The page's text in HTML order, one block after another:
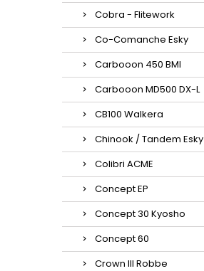
Cobra - Flitework
Co-Comanche Esky
Carbooon 450 BMI
Carbooon MD500 DX-L
CB100 Walkera
Chinook / Tandem Esky
Colibri ACME
Concept EP
Concept 30 Kyosho
Concept 60
Crown III Robbe